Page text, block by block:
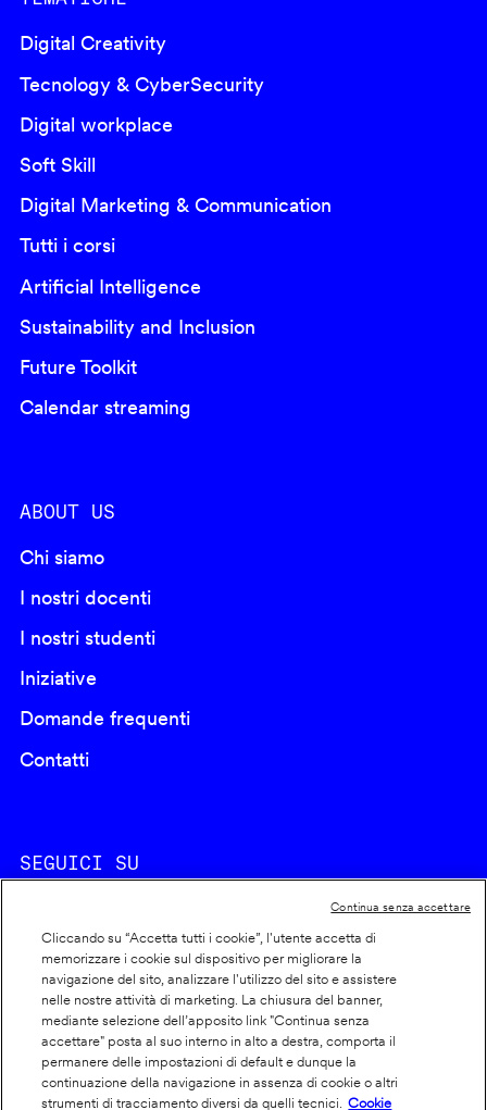
Digital Creativity
Tecnology & CyberSecurity
Digital workplace
Soft Skill
Digital Marketing & Communication
Tutti i corsi
Artificial Intelligence
Sustainability and Inclusion
Future Toolkit
Calendar streaming
ABOUT US
Chi siamo
I nostri docenti
I nostri studenti
Iniziative
Domande frequenti
Contatti
SEGUICI SU
Footer
info
Cookie policy
Dichiarazione di accessibilità
Privacy
Cliccando su “Accetta tutti i cookie”, l'utente accetta di
memorizzare i cookie sul dispositivo per migliorare la
navigazione del sito, analizzare l'utilizzo del sito e assistere
nelle nostre attività di marketing. La chiusura del banner,
mediante selezione dell’apposito link "Continua senza
accettare" posta al suo interno in alto a destra, comporta il
permanere delle impostazioni di default e dunque la
continuazione della navigazione in assenza di cookie o altri
strumenti di tracciamento diversi da quelli tecnici.
Cookie
Continua senza accettare